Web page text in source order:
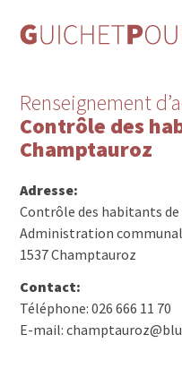
Renseignement
Contrôle des
Champtauroz
Adresse:
Contrôle des habitants
Administration
1537 Champtauroz
Contact:
Téléphone: 026 666 11 70
E-mail: